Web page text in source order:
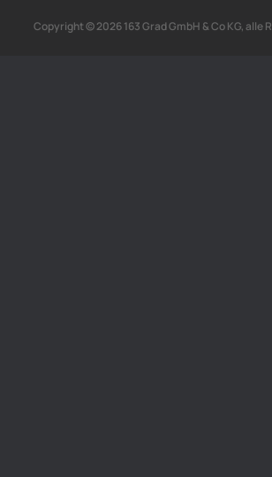
Copyright © 2026 163 Grad GmbH & Co KG, alle